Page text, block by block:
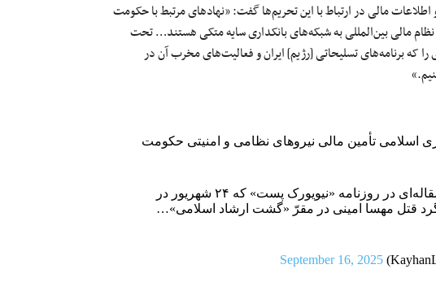
مالی در ارتباط با این تحریم‌ها گفت: «نهادهای مرتبط با حکومت
نظام مالی بین‌المللی به شبکه‌های بانکداری سایه متکی هستند… تحت
که برنامه‌های تسلیحاتی [رژیم] ایران و فعالیت‌های مخرب آن در
اسلامی تأمین مالی نیروهای نظامی و امنیتی حکومت
-بهنام بن طالب‌لو و ریچارد گلدبرگ طی مقاله‌ای در روزنامه «نیویورک پست» که ۲۴ شهریور در
قتل مهسا امینی در مقرّ «گشت ارشاد اسلامی»…
September 16, 2025